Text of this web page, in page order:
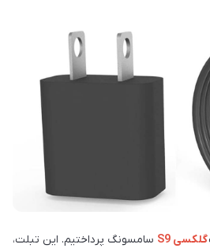
گلکسی ‏S9‎
‏ سامسونگ پرداختیم. این تبلت،